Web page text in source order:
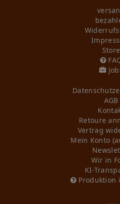
Store
AGB
Retoure
Vertrag
Mein Konto
Wir in
KI-
Produktion